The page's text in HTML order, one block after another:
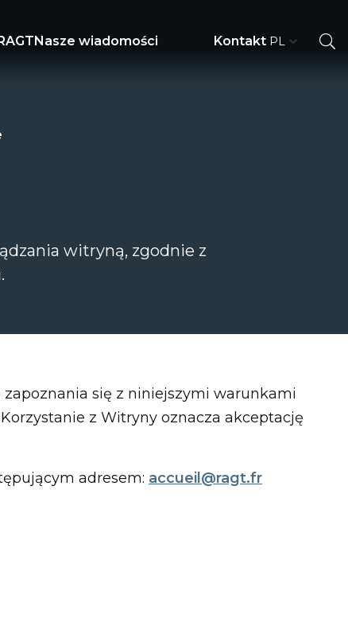
Nasze wiadomości Kontakt
witryną, zgodnie z
się z niniejszymi warunkami
z Witryny oznacza akceptację
adresem: accueil@ragt.fr